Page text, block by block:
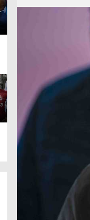
آسيا